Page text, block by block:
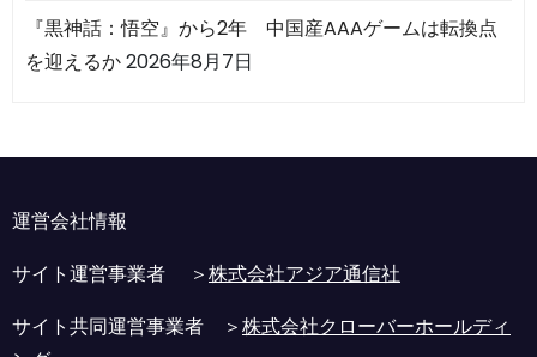
『黒神話：悟空』から2年 中国産AAAゲームは転換点
を迎えるか2026年8月7日
運営会社情報
サイト運営事業者 ＞株式会社アジア通信社
サイト共同運営事業者 ＞株式会社クローバーホールディ